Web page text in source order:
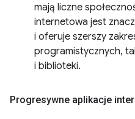
mają liczne
internetowa jest
i oferuje szerszy
programistycznych,
i biblioteki.
Progresywne aplikacje